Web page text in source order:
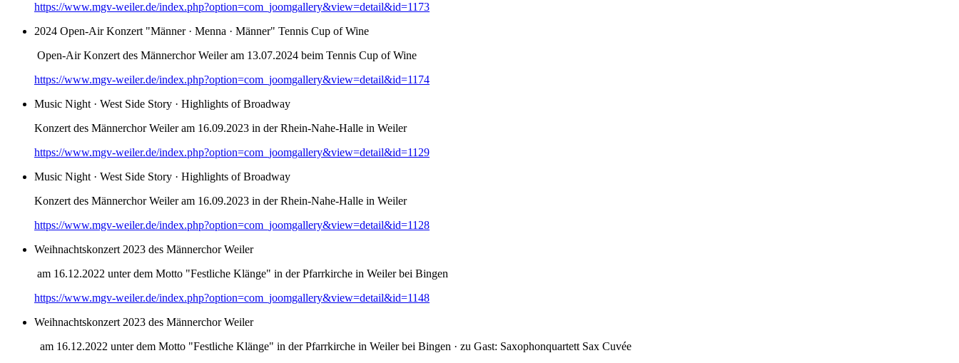
https://www.mgv-weiler.de/index.php?option=com_joomgallery&view=detail&id=1173
2024 Open-Air Konzert "Männer · Menna · Männer" Tennis Cup of Wine
Open-Air Konzert des Männerchor Weiler am 13.07.2024 beim Tennis Cup of Wine
https://www.mgv-weiler.de/index.php?option=com_joomgallery&view=detail&id=1174
Music Night · West Side Story · Highlights of Broadway
Konzert des Männerchor Weiler am 16.09.2023 in der Rhein-Nahe-Halle in Weiler
https://www.mgv-weiler.de/index.php?option=com_joomgallery&view=detail&id=1129
Music Night · West Side Story · Highlights of Broadway
Konzert des Männerchor Weiler am 16.09.2023 in der Rhein-Nahe-Halle in Weiler
https://www.mgv-weiler.de/index.php?option=com_joomgallery&view=detail&id=1128
Weihnachtskonzert 2023 des Männerchor Weiler
am 16.12.2022 unter dem Motto "Festliche Klänge" in der Pfarrkirche in Weiler bei Bingen
https://www.mgv-weiler.de/index.php?option=com_joomgallery&view=detail&id=1148
Weihnachtskonzert 2023 des Männerchor Weiler
am 16.12.2022 unter dem Motto "Festliche Klänge" in der Pfarrkirche in Weiler bei Bingen · zu Gast: Saxophonquartett Sax Cuvée